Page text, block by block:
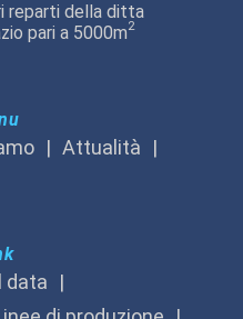
reparti della ditta
pari a 5000m2
Attualità
data